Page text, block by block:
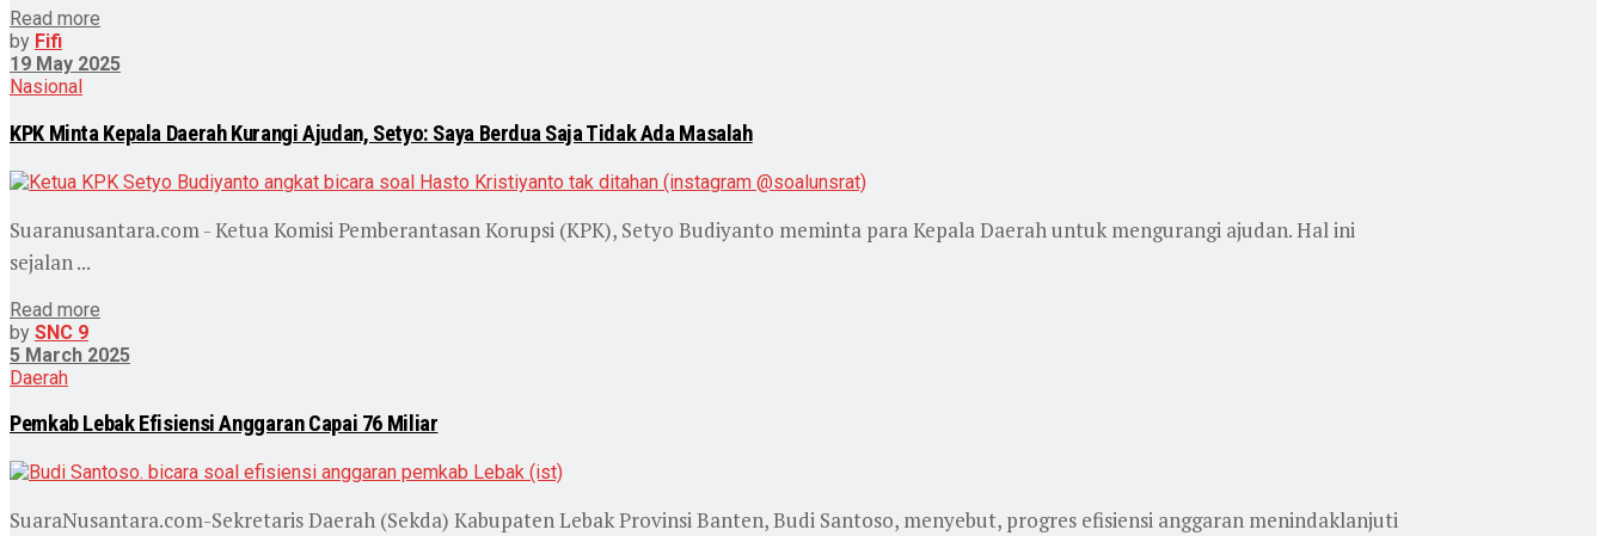
Read more
by Fifi
19 May 2025
Nasional
KPK Minta Kepala Daerah Kurangi Ajudan, Setyo: Saya Berdua Saja Tidak Ada Masalah
Suaranusantara.com - Ketua Komisi Pemberantasan Korupsi (KPK), Setyo Budiyanto meminta para Kepala Daerah untuk mengurangi ajudan. Hal ini
sejalan ...
Read more
by SNC 9
5 March 2025
Daerah
Pemkab Lebak Efisiensi Anggaran Capai 76 Miliar
SuaraNusantara.com-Sekretaris Daerah (Sekda) Kabupaten Lebak Provinsi Banten, Budi Santoso, menyebut, progres efisiensi anggaran menindaklanjuti